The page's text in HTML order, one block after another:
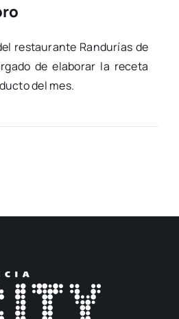
res­tau­ran­te Ran­du­rías de
de ela­bo­rar la rece­ta
del mes.